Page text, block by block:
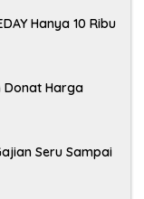
Hanya 10 Ribu
Donat Harga
Seru Sampai